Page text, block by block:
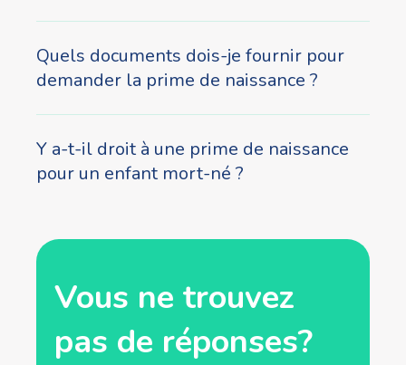
Quels documents dois-je fournir pour
demander la prime de naissance ?
Y a-t-il droit à une prime de naissance
pour un enfant mort-né ?
Vous ne trouvez
pas de réponses?